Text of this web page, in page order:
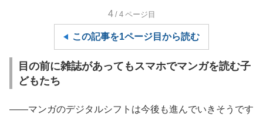
4 /4 ページ目
この記事を1ページ目から読む
目の前に雑誌があってもスマホでマンガを読む子
どもたち
――マンガのデジタルシフトは今後も進んでいきそうです